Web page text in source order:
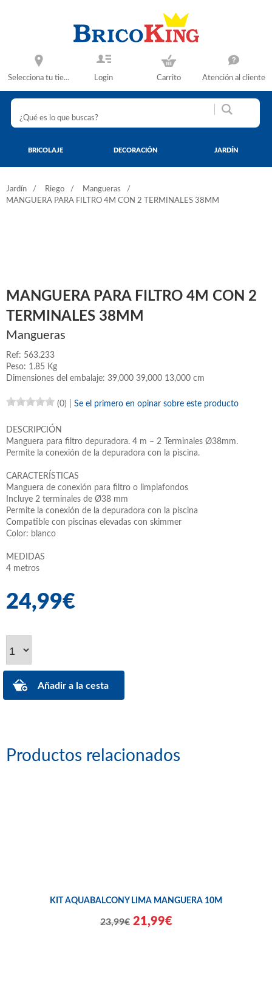
Selecciona tu tienda Login Carrito Atención al cliente
BRICOLAJE DECORACIÓN JARDÍN
Jardín Riego
Mangueras
MANGUERA PARA FILTRO 4M CON 2 TERMINALES 38MM
MANGUERA PARA FILTRO 4M CON 2
TERMINALES 38MM
Mangueras
Ref: 563.233
Peso: 1.85 Kg
Dimensiones del embalaje: 39,000 39,000 13,000 cm
(0) Se el primero en opinar sobre este producto
DESCRIPCIÓN
Manguera para filtro depuradora. 4 m – 2 Terminales Ø38mm.
Permite la conexión de la depuradora con la piscina.
CARACTERÍSTICAS
Manguera de conexión para filtro o limpiafondos
Incluye 2 terminales de Ø38 mm
Permite la conexión de la depuradora con la piscina
Compatible con piscinas elevadas con skimmer
Color: blanco
MEDIDAS
4 metros
24,99€
Productos relacionados
KIT AQUABALCONY LIMA MANGUERA 10M
23,99€ 21,99€